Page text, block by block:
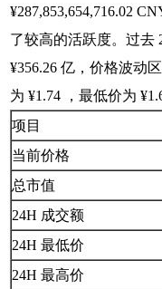
¥287,853,654,716.02
了较高的活跃度。过去
¥356.26 亿，价格波动
为 ¥1.74 ，最低价为
项目
当前价格
总市值
24H 成交额
24H 最低价
24H 最高价